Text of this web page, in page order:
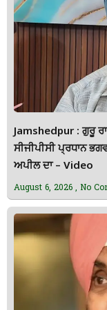
Jamshedpur : ਗੁਰੂ
ਸੀਜੀਪੀਸੀ ਪ੍ਰਧਾਨ
ਅਪੀਲ ਦਾ – Video
August 6, 2026 No